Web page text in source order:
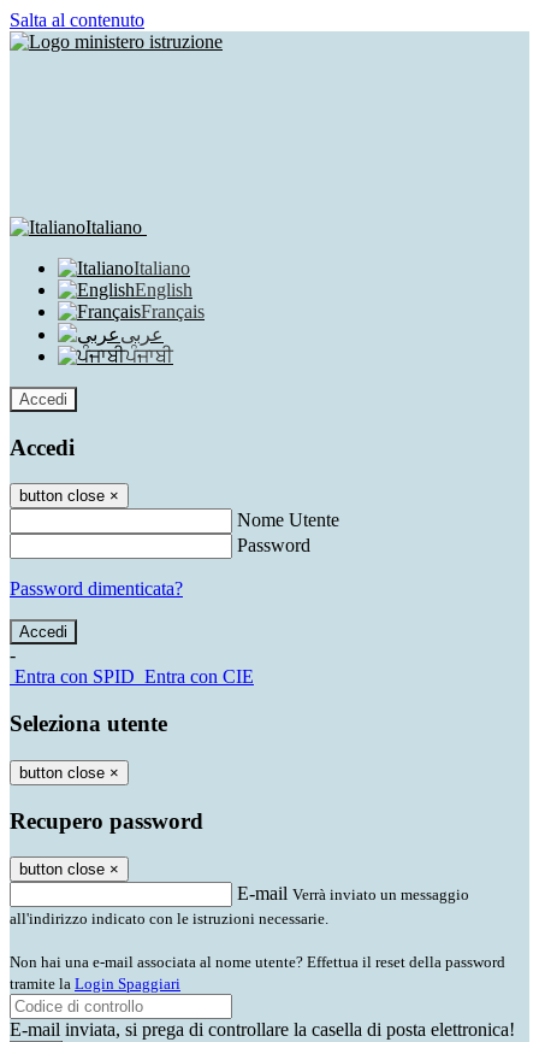
Salta al contenuto
Italiano
Italiano
English
Français
عربى
ਪੰਜਾਬੀ
Accedi
Accedi
button close ×
Nome Utente
Password
Password dimenticata?
-
Entra con SPID Entra con CIE
Seleziona utente
button close ×
Recupero password
button close ×
E-mail Verrà inviato un messaggio
all'indirizzo indicato con le istruzioni necessarie.
Non hai una e-mail associata al nome utente? Effettua il reset della password
tramite la Login Spaggiari
E-mail inviata, si prega di controllare la casella di posta elettronica!